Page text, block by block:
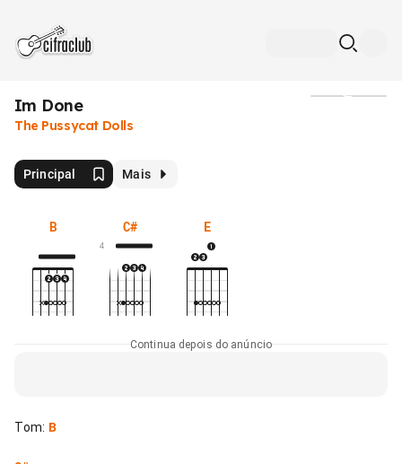
Im Done
The Pussycat Dolls
Principal Mais
B C#
4
E
Continua depois do anúncio
Tom: B